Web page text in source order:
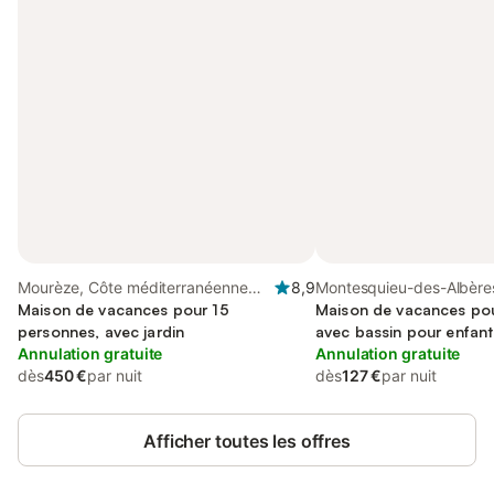
Mourèze, Côte méditerranéenne
(France)
8,9
Maison de vacances pour 15
personnes, avec jardin
Annulation gratuite
dès450 €par nuit
Montesquieu-des-
de Céret
Maison de vacances
avec bassin pour enfant
Annulation gratuite
dès127 €par nuit
Afficher toutes les offres